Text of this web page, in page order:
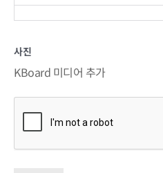
사진
KBoard 미디어 추가